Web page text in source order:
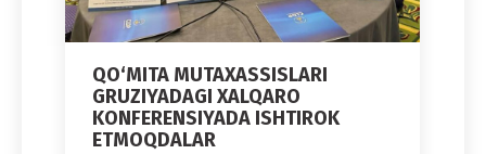
QO‘MITA MUTAXASSISLARI
GRUZIYADAGI XALQARO
KONFERENSIYADA ISHTIROK
ETMOQDALAR